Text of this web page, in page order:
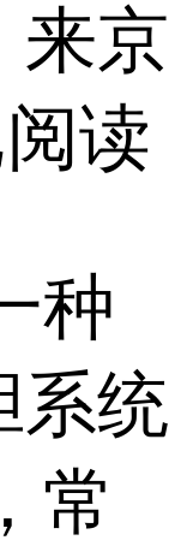
来京
读
种
系统
，常